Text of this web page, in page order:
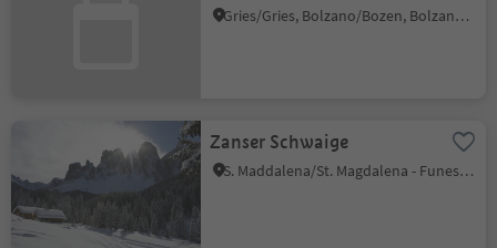
Gries/Gries, Bolzano/Bozen, Bolzano/Bozen and environs
Zanser Schwaige
S. Maddalena/St. Magdalena - Funes/Villnöss, Villnöss/Funes, Dolomites Region Lüsen Villnöss